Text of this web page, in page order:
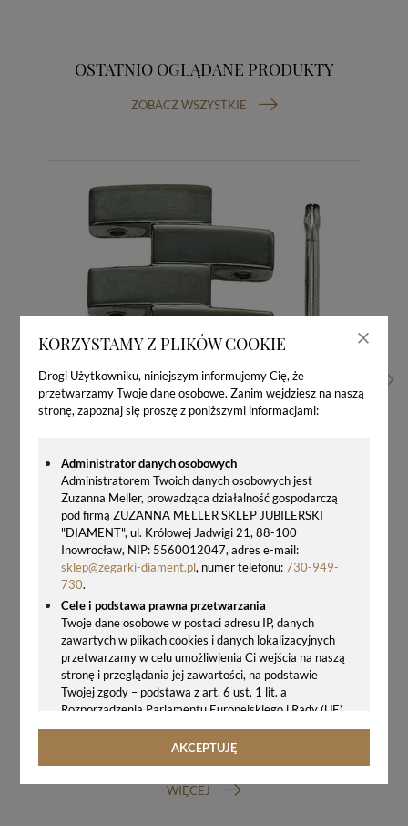
KORZYSTAMY Z PLIKÓW COOKIE
Drogi Użytkowniku, niniejszym informujemy Cię, że
przetwarzamy Twoje dane osobowe. Zanim wejdziesz na naszą
stronę, zapoznaj się proszę z poniższymi informacjami:
Administrator danych osobowych
Administratorem Twoich danych osobowych jest
Zuzanna Meller, prowadząca działalność gospodarczą
pod firmą ZUZANNA MELLER SKLEP JUBILERSKI
"DIAMENT", ul. Królowej Jadwigi 21, 88-100
Inowrocław, NIP: 5560012047, adres e-mail:
sklep@zegarki-diament.pl, numer telefonu:730-949-
730.
Cele i podstawa prawna przetwarzania
Twoje dane osobowe w postaci adresu IP, danych
zawartych w plikach cookies i danych lokalizacyjnych
przetwarzamy w celu umożliwienia Ci wejścia na naszą
stronę i przeglądania jej zawartości, na podstawie
Twojej zgody – podstawa z art. 6 ust. 1 lit. a
Rozporządzenia Parlamentu Europejskiego i Rady (UE)
2016/679 z 27.04.2016 r. w sprawie ochrony osób
fizycznych w związku z przetwarzaniem danych
rozporządzenie o ochronie danych, tj. RODO).
AKCEPTUJĘ
OSTATNIO OGLĄDANE PRODUKTY
ZOBACZ WSZYSTKIE
49,00 zł
GWARANCJA ORYGINALNOŚCI ZEGARKA
WIĘCEJ